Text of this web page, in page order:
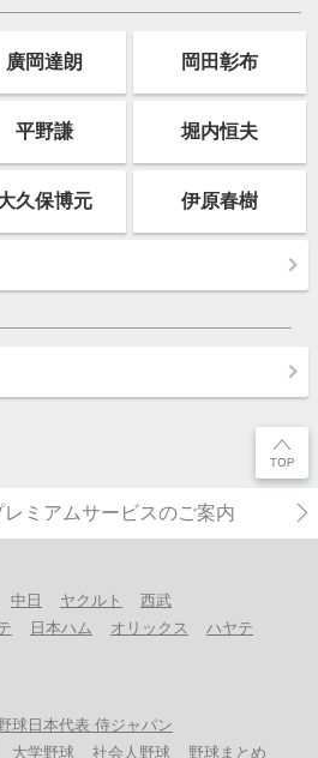
廣岡達朗 岡田彰布
平野謙 堀内恒夫
久保博元 伊原春樹
レミアムサービスのご案内
中日 ヤクルト
西武
日本ハム オリックス
ハヤテ
球日本代表 侍ジャパン
大学野球 社会人野球 野球まとめ